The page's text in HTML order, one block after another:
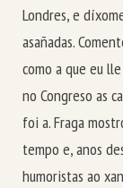
Londres, e
asañadas.
como a que eu
no Congreso as
foi a. Fraga
tempo e, anos
humoristas ao